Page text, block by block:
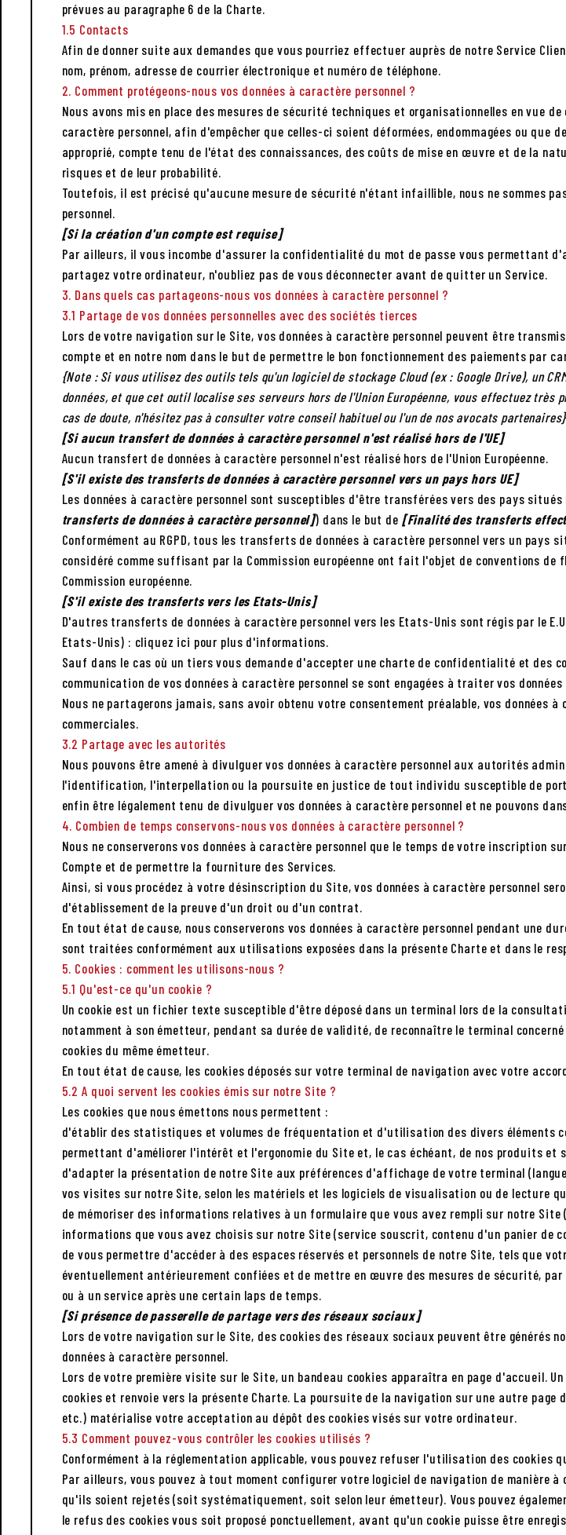
prévues au paragraphe 6 de la Charte.
1.5 Contacts
Afin de donner suite aux demandes que vous pourriez effectuer auprès de notre Service
nom, prénom, adresse de courrier électronique et numéro de téléphone.
2. Comment protégeons-nous vos données à caractère personnel ?
Nous avons mis en place des mesures de sécurité techniques et organisationnelles en
caractère personnel, afin d'empêcher que celles-ci soient déformées, endommagées ou
approprié, compte tenu de l'état des connaissances, des coûts de mise en œuvre et de la
risques et de leur probabilité.
Toutefois, il est précisé qu'aucune mesure de sécurité n'étant infaillible, nous ne sommes
personnel.
[Si la création d'un compte est requise]
Par ailleurs, il vous incombe d'assurer la confidentialité du mot de passe vous permettant
partagez votre ordinateur, n'oubliez pas de vous déconnecter avant de quitter un Service.
3. Dans quels cas partageons-nous vos données à caractère personnel ?
3.1 Partage de vos données personnelles avec des sociétés tierces
Lors de votre navigation sur le Site, vos données à caractère personnel peuvent être
compte et en notre nom dans le but de permettre le bon fonctionnement des paiements par
{Note : Si vous utilisez des outils tels qu'un logiciel de stockage Cloud (ex : Google Drive), un
données, et que cet outil localise ses serveurs hors de l'Union Européenne, vous effectuez très
cas de doute, n'hésitez pas à consulter votre conseil habituel ou l'un de nos avocats partenaires}
[Si aucun transfert de données à caractère personnel n'est réalisé hors de l'UE]
Aucun transfert de données à caractère personnel n'est réalisé hors de l'Union Européenne.
[S'il existe des transferts de données à caractère personnel vers un pays hors UE]
Les données à caractère personnel sont susceptibles d'être transférées vers des pays situés
transferts de données à caractère personnel]) dans le but de [Finalité des transferts
Conformément au RGPD, tous les transferts de données à caractère personnel vers un
considéré comme suffisant par la Commission européenne ont fait l'objet de conventions
Commission européenne.
[S'il existe des transferts vers les Etats-Unis]
D'autres transferts de données à caractère personnel vers les Etats-Unis sont régis par le E.U.
Etats-Unis) : cliquez ici pour plus d'informations.
Sauf dans le cas où un tiers vous demande d'accepter une charte de confidentialité et
communication de vos données à caractère personnel se sont engagées à traiter vos
Nous ne partagerons jamais, sans avoir obtenu votre consentement préalable, vos
commerciales.
3.2 Partage avec les autorités
Nous pouvons être amené à divulguer vos données à caractère personnel aux autorités
l'identification, l'interpellation ou la poursuite en justice de tout individu susceptible de
enfin être légalement tenu de divulguer vos données à caractère personnel et ne pouvons
4. Combien de temps conservons-nous vos données à caractère personnel ?
Nous ne conserverons vos données à caractère personnel que le temps de votre
Compte et de permettre la fourniture des Services.
Ainsi, si vous procédez à votre désinscription du Site, vos données à caractère personnel
d'établissement de la preuve d'un droit ou d'un contrat.
En tout état de cause, nous conserverons vos données à caractère personnel pendant une
sont traitées conformément aux utilisations exposées dans la présente Charte et dans le
5. Cookies : comment les utilisons-nous ?
5.1 Qu'est-ce qu'un cookie ?
Un cookie est un fichier texte susceptible d'être déposé dans un terminal lors de la
notamment à son émetteur, pendant sa durée de validité, de reconnaître le terminal
cookies du même émetteur.
En tout état de cause, les cookies déposés sur votre terminal de navigation avec votre
5.2 A quoi servent les cookies émis sur notre Site ?
Les cookies que nous émettons nous permettent :
d'établir des statistiques et volumes de fréquentation et d'utilisation des divers éléments
permettant d'améliorer l'intérêt et l'ergonomie du Site et, le cas échéant, de nos produits et
d'adapter la présentation de notre Site aux préférences d'affichage de votre terminal
vos visites sur notre Site, selon les matériels et les logiciels de visualisation ou de lecture
de mémoriser des informations relatives à un formulaire que vous avez rempli sur notre
informations que vous avez choisis sur notre Site (service souscrit, contenu d'un panier de
de vous permettre d'accéder à des espaces réservés et personnels de notre Site, tels que
éventuellement antérieurement confiées et de mettre en œuvre des mesures de sécurité,
ou à un service après une certain laps de temps.
[Si présence de passerelle de partage vers des réseaux sociaux]
Lors de votre navigation sur le Site, des cookies des réseaux sociaux peuvent être
données à caractère personnel.
Lors de votre première visite sur le Site, un bandeau cookies apparaîtra en page d'accueil.
cookies et renvoie vers la présente Charte. La poursuite de la navigation sur une autre
etc.) matérialise votre acceptation au dépôt des cookies visés sur votre ordinateur.
5.3 Comment pouvez-vous contrôler les cookies utilisés ?
Conformément à la réglementation applicable, vous pouvez refuser l'utilisation des cookies
Par ailleurs, vous pouvez à tout moment configurer votre logiciel de navigation de manière
qu'ils soient rejetés (soit systématiquement, soit selon leur émetteur). Vous pouvez
le refus des cookies vous soit proposé ponctuellement, avant qu'un cookie puisse être